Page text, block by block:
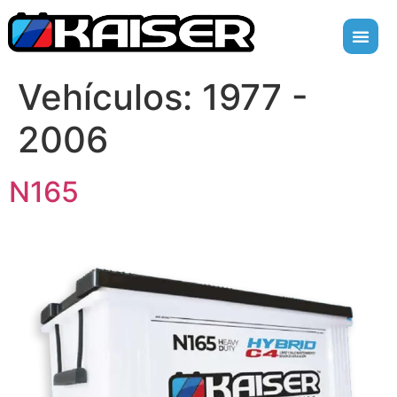
Vehículos: 1977 -
2006
N165